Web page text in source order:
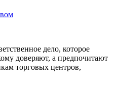
дело, которое
доверяют, а предпочитают
торговых центров,